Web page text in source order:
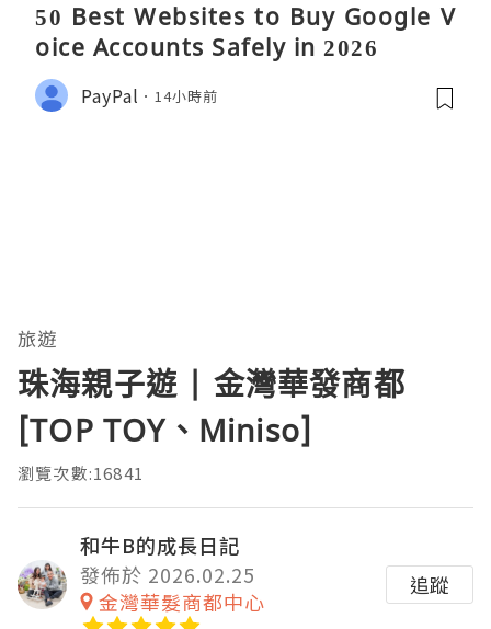
50 Best Websites to Buy Google V
oice Accounts Safely in 2026
PayPal 14小時前
旅遊
珠海親子遊 | 金灣華發商都
[TOP TOY、Miniso]
瀏覽次數:16841
和牛B的成長日記
發佈於 2026.02.25
金灣華髮商都中心
追蹤